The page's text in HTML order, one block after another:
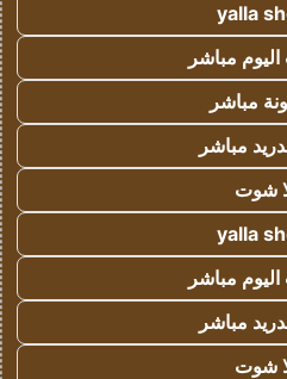
yalla
اليوم مباشر
مباشر
مباشر
شوت
yalla
اليوم مباشر
مباشر
شوت